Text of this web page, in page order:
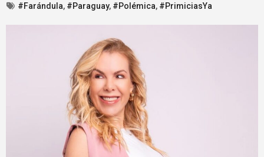
#Farándula, #Paraguay, #Polémica, #PrimiciasYa